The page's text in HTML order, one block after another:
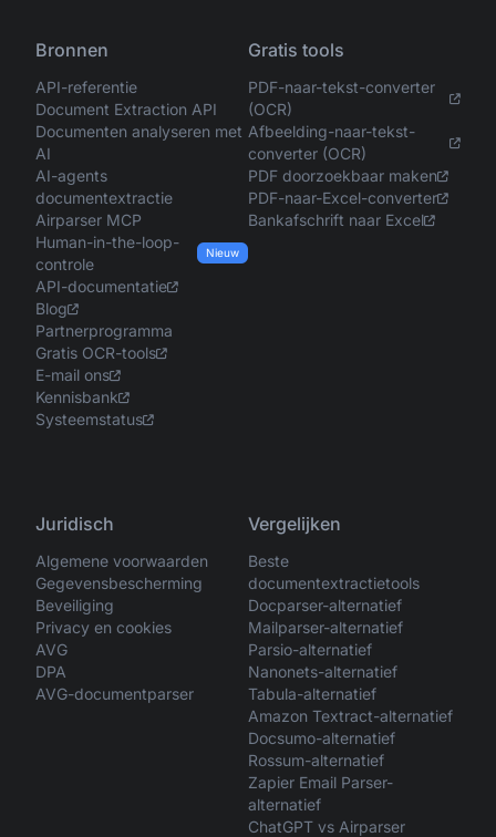
Bronnen
API-referentie
Document Extraction API
Documenten analyseren met
AI
AI-agents
documentextractie
Airparser MCP
Human-in-the-loop-
controle
Nieuw
API-documentatie
Blog
Partnerprogramma
Gratis OCR-tools
E-mail ons
Kennisbank
Systeemstatus
Gratis tools
PDF-naar-tekst-converter
(OCR)
Afbeelding-naar-tekst-
converter (OCR)
PDF doorzoekbaar maken
PDF-naar-Excel-converter
Bankafschrift naar Excel
Juridisch
Algemene voorwaarden
Gegevensbescherming
Beveiliging
Privacy en cookies
AVG
DPA
AVG-documentparser
Vergelijken
Beste
documentextractietools
Docparser-alternatief
Mailparser-alternatief
Parsio-alternatief
Nanonets-alternatief
Tabula-alternatief
Amazon Textract-alternatief
Docsumo-alternatief
Rossum-alternatief
Zapier Email Parser-
alternatief
ChatGPT vs Airparser